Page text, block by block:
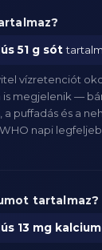
51 g sót
vízretenciót
is megjelenik —
a puffadás és a
napi
tartalmaz?
13 mg